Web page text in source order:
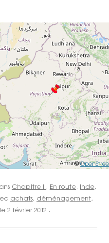
©
Chapitre II, En route, Inde,
achats, déménagement,
2 février 2012 .